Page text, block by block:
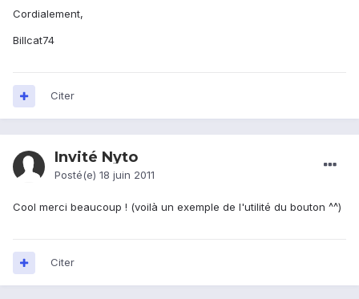
Cordialement,
Billcat74
Citer
Invité Nyto
Posté(e) 18 juin 2011
Cool merci beaucoup ! (voilà un exemple de l'utilité du bouton ^^)
Citer